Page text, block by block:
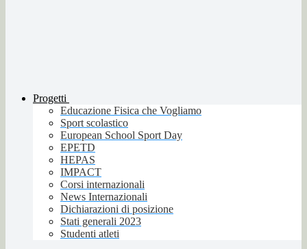
Progetti
Educazione Fisica che Vogliamo
Sport scolastico
European School Sport Day
EPETD
HEPAS
IMPACT
Corsi internazionali
News Internazionali
Dichiarazioni di posizione
Stati generali 2023
Studenti atleti